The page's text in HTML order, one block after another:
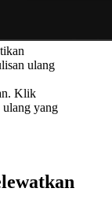
ulang
Klik
ulang yang